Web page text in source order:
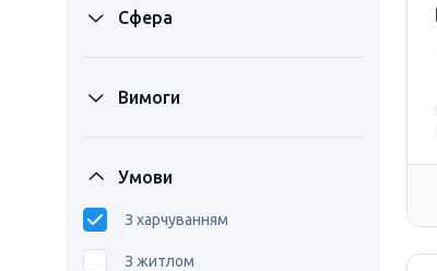
Сфера
Вимоги
Умови
З харчуванням
З житлом